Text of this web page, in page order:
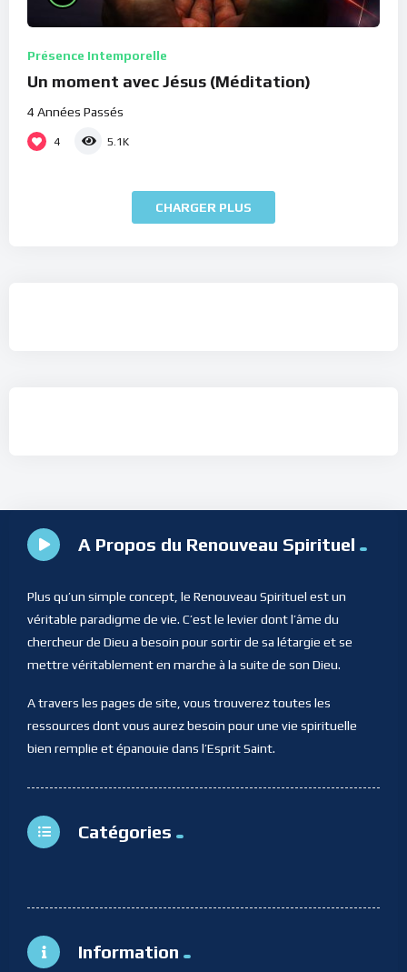
Présence Intemporelle
Un moment avec Jésus (Méditation)
4 Années Passés
4 5.1K
CHARGER PLUS
A Propos du Renouveau Spirituel
Plus qu’un simple concept, le Renouveau Spirituel est un
véritable paradigme de vie. C’est le levier dont l’âme du
chercheur de Dieu a besoin pour sortir de sa létargie et se
mettre véritablement en marche à la suite de son Dieu.
A travers les pages de site, vous trouverez toutes les
ressources dont vous aurez besoin pour une vie spirituelle
bien remplie et épanouie dans l’Esprit Saint.
Catégories
Information